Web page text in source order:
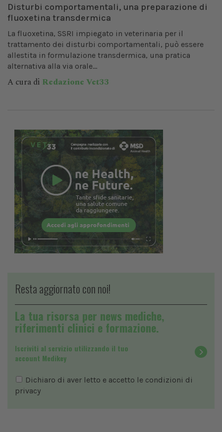
Disturbi comportamentali, una preparazione di
fluoxetina transdermica
La fluoxetina, SSRI impiegato in veterinaria per il
trattamento dei disturbi comportamentali, può essere
allestita in formulazione transdermica, una pratica
alternativa alla via orale...
A cura di Redazione Vet33
Resta aggiornato con noi!
La tua risorsa per news mediche,
riferimenti clinici e formazione.
Iscriviti al servizio utilizzando il tuo
account Medikey
Dichiaro di aver letto e accetto le condizioni di
privacy